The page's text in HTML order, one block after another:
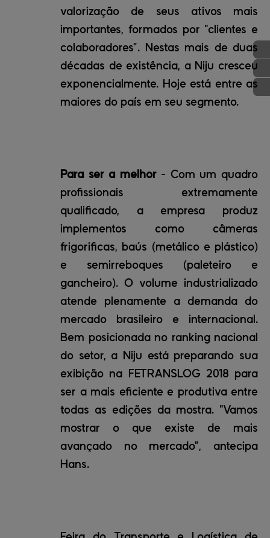
valorização de seus ativos mais
importantes, formados por "clientes e
colaboradores”. Nestas mais de duas
décadas de existência, a Niju cresceu
exponencialmente. Hoje está entre as
maiores do país em seu segmento.
Para ser a melhor- Com um quadro
profissionais extremamente
qualificado, a empresa produz
implementos como câmeras
frigorificas, baús (metálico e plástico)
e semirreboques (paleteiro e
gancheiro). O volume industrializado
atende plenamente a demanda do
mercado brasileiro e internacional.
Bem posicionada no ranking nacional
do setor, a Niju está preparando sua
exibição na FETRANSLOG 2018 para
ser a mais eficiente e produtiva entre
todas as edições da mostra. "Vamos
mostrar o que existe de mais
avançado no mercado”, antecipa
Hans.